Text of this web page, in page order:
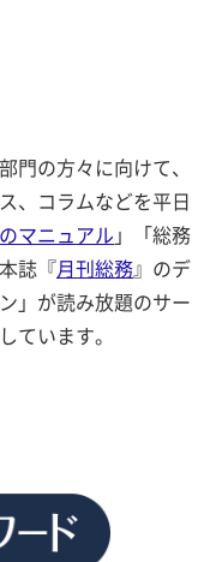
門の方々に向けて、
、コラムなどを平日
マニュアル 」「総務
誌『月刊総務』のデ
」が読み放題のサー
ています。